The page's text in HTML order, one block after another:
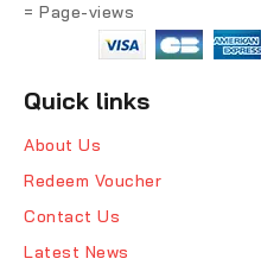
= Page-views
Quick links
About Us
Redeem Voucher
Contact Us
Latest News